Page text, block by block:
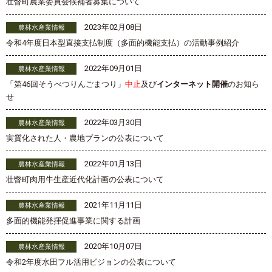
農林水産業情報
2023年02月08日
令和4年度日本型直接支払制度（多面的機能支払）の活動事例紹介
農林水産業情報
2022年09月01日
「第46回そうべつりんごまつり」 中止及びインターネット開催のお知ら
せ
農林水産業情報
2022年03月30日
実質化された人・農地プランの公表について
農林水産業情報
2022年01月13日
壮瞥町肉用牛生産近代化計画の公表について
農林水産業情報
2021年11月11日
多面的機能発揮促進事業に関する計画
農林水産業情報
2020年10月07日
令和2年度水田フル活用ビジョンの公表について